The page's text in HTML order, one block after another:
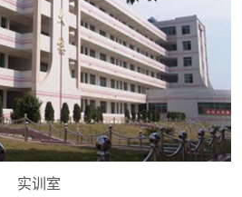
实训室